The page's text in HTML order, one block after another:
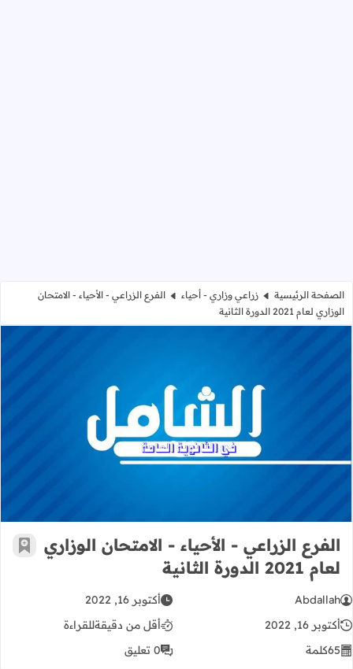
الصفحة الرئيسية زراعي وزاري - أحياء
الفرع الزراعي - الأحياء - الامتحان
الوزاري لعام 2021 الدورة الثانية
الفرع الزراعي - الأحياء - الامتحان الوزاري لعام 2021
الفرع الزراعي - الأحياء - الامتحان الوزاري
لعام 2021 الدورة الثانية
أضف
Abdallah
أكتوبر 16, 2022
أكتوبر 16, 2022
أقل من دقيقةللقراءة
65كلمة 0 تعليق